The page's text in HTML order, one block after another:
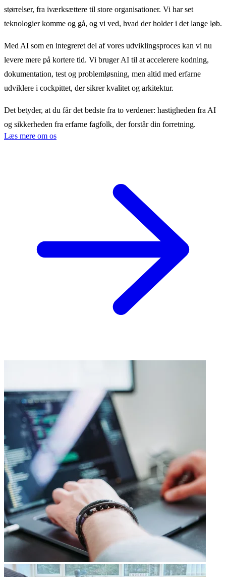
størrelser, fra iværksættere til store organisationer. Vi har set
teknologier komme og gå, og vi ved, hvad der holder i det lange løb.
Med AI som en integreret del af vores udviklingsproces kan vi nu
levere mere på kortere tid. Vi bruger AI til at accelerere kodning,
dokumentation, test og problemløsning, men altid med erfarne
udviklere i cockpittet, der sikrer kvalitet og arkitektur.
Det betyder, at du får det bedste fra to verdener: hastigheden fra AI
og sikkerheden fra erfarne fagfolk, der forstår din forretning.
Læs mere om os